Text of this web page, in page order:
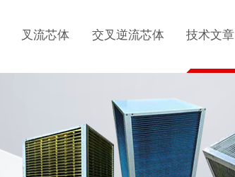
叉流芯体 交叉逆流芯体 技术文章